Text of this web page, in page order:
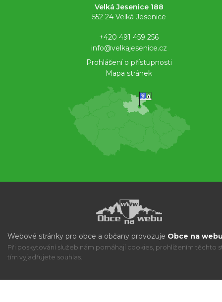
Velká Jesenice 188
552 24 Velká Jesenice
+420 491 459 256
info@velkajesenice.cz
Prohlášení o přístupnosti
Mapa stránek
Webové stránky pro obce a občany provozuje Obce na
Při poskytování služeb nám pomáhají cookies, prohlížením těchto
tím vyjadřujete souhlas.